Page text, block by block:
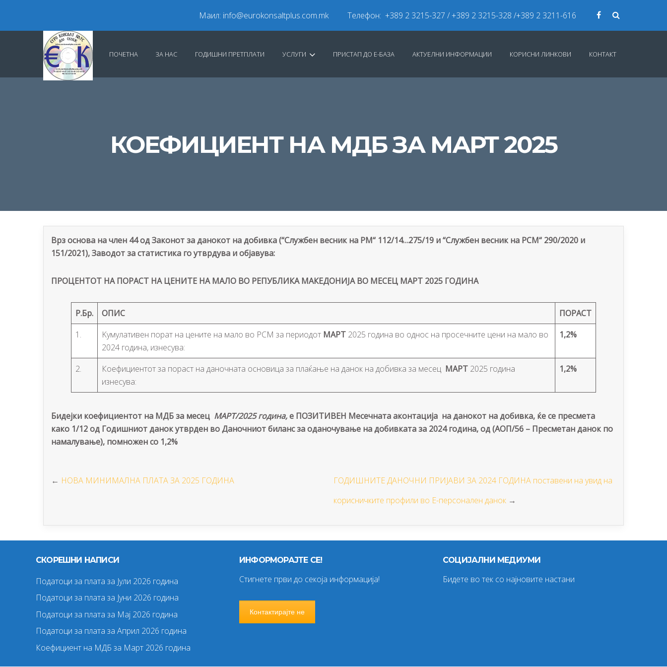
Маил: info@eurokonsaltplus.com.mk Телефон: +389 2 3215-327 / +389 2 3215-328 /+389 2 3211-616
ПОЧЕТНА ЗА НАС ГОДИШНИ ПРЕТПЛАТИ УСЛУГИ ПРИСТАП ДО Е-БАЗА АКТУЕЛНИ ИНФОРМАЦИИ КОРИСНИ ЛИНКОВИ КОНТАКТ
КОЕФИЦИЕНТ НА МДБ ЗА МАРТ 2025
Врз основа на член 44 од Законот за данокот на добивка (“Службен весник на РМ“ 112/14…275/19 и “Службен весник на РСМ“ 290/2020 и
151/2021), Заводот за статистика го утврдува и објавува:
ПРОЦЕНТОТ НА ПОРАСТ НА ЦЕНИТЕ НА МАЛО ВО РЕПУБЛИКА МАКЕДОНИЈА ВО МЕСЕЦ МАРТ 2025 ГОДИНА
Р.Бр. ОПИС
ПОРАСТ
1.
Kумулативен порат на цените на мало во РСМ за периодот МАРТ 2025 година во однос на просечните цени на мало во
2024 година, изнесува:
1,2%
2. Коефициентот за пораст на даночната основица за плаќање на данок на добивка за месец МАРТ 2025 година
изнесува:
1,2%
Бидејки коефициентот на МДБ за месец МАРТ/2025 година,е ПОЗИТИВЕН Месечната аконтација на данокот на добивка, ќе се пресмета
како 1/12 од Годишниот данок утврден во Даночниот биланс за оданочување на добивката за 2024 година, од (АОП/56 – Пресметан данок по
намалување), помножен со 1,2%
ГОДИШНИТЕ ДАНОЧНИ ПРИЈАВИ ЗА 2024 ГОДИНА поставени на увид на
корисничките профили во Е-персонален данок →
← НОВА МИНИМАЛНА ПЛАТА ЗА 2025 ГОДИНА
СКОРЕШНИ НАПИСИ
Податоци за плата за Јули 2026 година
Податоци за плата за Јуни 2026 година
Податоци за плата за Мај 2026 година
Податоци за плата за Април 2026 година
Коефициент на МДБ за Март 2026 година
ИНФОРМОРАЈТЕ СЕ!
Стигнете први до секоја информација!
Контактирајте не
СОЦИЈАЛНИ МЕДИУМИ
Бидете во тек со најновите настани